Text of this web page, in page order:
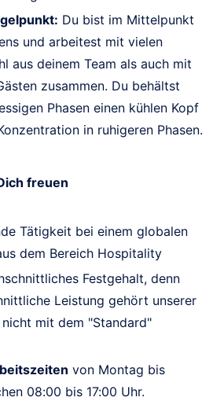
Du bist im Mittelpunkt
und arbeitest mit vielen
aus deinem Team als auch mit
zusammen. Du behältst
Phasen einen kühlen Kopf
in ruhigeren Phasen.
freuen
Tätigkeit bei einem globalen
dem Bereich Hospitality
Festgehalt, denn
Leistung gehört unserer
mit dem "Standard"
von Montag bis
08:00 bis 17:00 Uhr.